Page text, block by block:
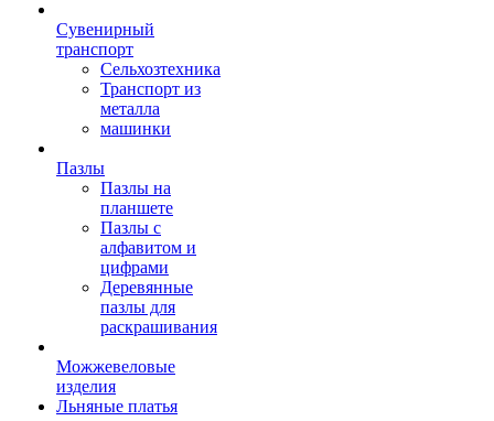
Сувенирный
транспорт
Сельхозтехника
Транспорт из
металла
машинки
Пазлы
Пазлы на
планшете
Пазлы с
алфавитом и
цифрами
Деревянные
пазлы для
раскрашивания
Можжевеловые
изделия
Льняные платья